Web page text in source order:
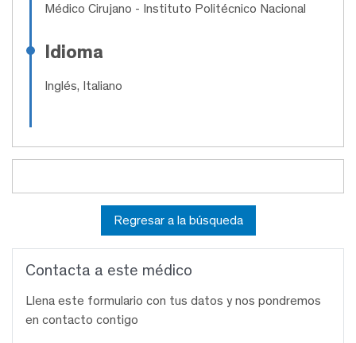
Médico Cirujano - Instituto Politécnico Nacional
Idioma
Inglés, Italiano
Regresar a la búsqueda
Contacta a este médico
Llena este formulario con tus datos y nos pondremos
en contacto contigo